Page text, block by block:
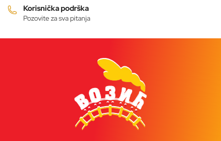
proizvoda.
Korisnička podrška
Pozovite za sva pitanja